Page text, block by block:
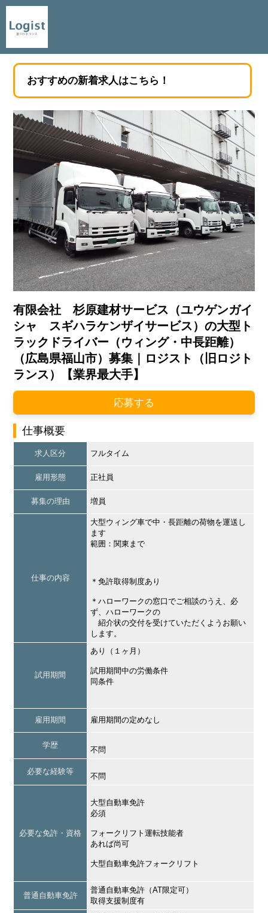
おすすめの新着求人はこちら！
有限会社 杉原建材サービス（ユウゲンガイ
シャ スギハラケンザイサービス）の大型ト
ラックドライバー（ウィング・中長距離）
（広島県福山市）募集｜ロジスト（旧ロジト
ランス）【業界最大手】
応募する
仕事概要
求人区分 フルタイム
雇用形態 正社員
募集の理由 増員
仕事の内容
大型ウィング車で中・長距離の荷物を運送し
ます
範囲：関東まで
＊免許取得制度あり
＊ハローワークの窓口でご相談のうえ、必
ず、ハローワークの
紹介状の交付を受けていただくようお願い
します。
試用期間
あり（１ヶ月）
試用期間中の労働条件
同条件
雇用期間 雇用期間の定めなし
学歴
不問
必要な経験等
不問
必要な免許・資格
大型自動車免許
必須
フォークリフト運転技能者
あれば尚可
大型自動車免許フォークリフト
普通自動車免許
普通自動車免許（AT限定可）
取得支援制度有